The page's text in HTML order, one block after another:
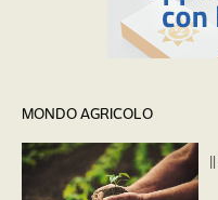
MONDO AGRICOLO